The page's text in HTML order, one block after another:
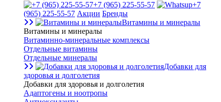
+7 (965) 225-55-57
+7
(965) 225-55-57 Акции Бренды
Витамины и минералы
Витамины и минералы
Витаминно-минеральные комплексы
Отдельные витамины
Отдельные минералы
Добавки для
здоровья и долголетия
Добавки для здоровья и долголетия
Адаптогены и ноотропы